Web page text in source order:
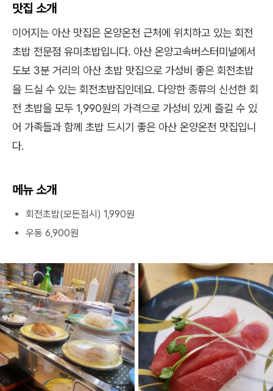
맛집 소개
이어지는 아산 맛집은 온양온천 근처에 위치하고 있는 회전
초밥 전문점 유미초밥입니다. 아산 온양고속버스터미널에서
도보 3분 거리의 아산 초밥 맛집으로 가성비 좋은 회전초밥
을 드실 수 있는 회전초밥집인데요. 다양한 종류의 신선한 회
전 초밥을 모두 1,990원의 가격으로 가성비 있게 즐길 수 있
어 가족들과 함께 초밥 드시기 좋은 아산 온양온천 맛집입니
다.
메뉴 소개
회전초밥(모든접시) 1,990원
우동 6,900원